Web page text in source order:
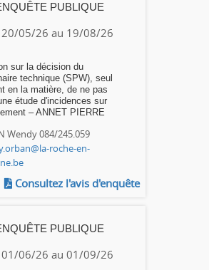
PUBLIQUE
20/05/26 au 19/08/26
sur la décision du
technique (SPW), seul
en la matière, de ne pas
étude d'incidences sur
– ANNET PIERRE
Wendy 084/245.059
roche-en-
Consultez l'avis d'enquête
PUBLIQUE
01/06/26 au 01/09/26